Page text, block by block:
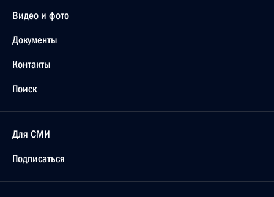
Видео и фото
Документы
Контакты
Поиск
Для СМИ
Подписаться